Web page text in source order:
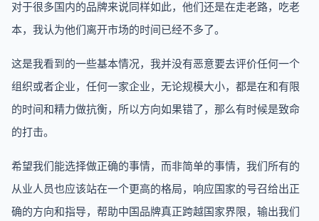
对于很多国内的品牌来说同样如此，他们还是在走老路，吃老
本，我认为他们离开市场的时间已经不多了。
这是我看到的一些基本情况，我并没有恶意要去评价任何一个
组织或者企业，任何一家企业，无论规模大小，都是在和有限
的时间和精力做抗衡，所以方向如果错了，那么有时候是致命
的打击。
希望我们能选择做正确的事情，而非简单的事情，我们所有的
从业人员也应该站在一个更高的格局，响应国家的号召给出正
确的方向和指导，帮助中国品牌真正跨越国家界限，输出我们